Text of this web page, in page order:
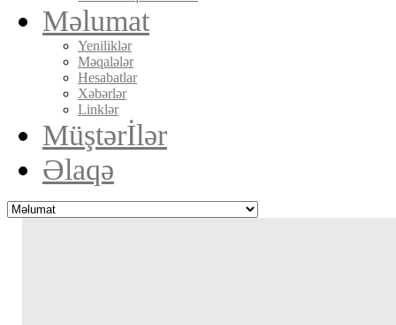
Məlumat
Yeniliklər
Məqalələr
Hesabatlar
Xəbərlər
Linklər
Müştərİlər
Əlaqə